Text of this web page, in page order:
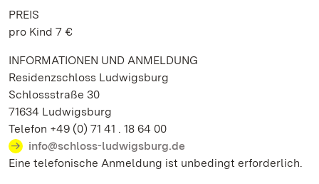
PREIS
pro Kind 7 €
INFORMATIONEN UND ANMELDUNG
Residenzschloss Ludwigsburg
Schlossstraße 30
71634 Ludwigsburg
Telefon +49 (0) 71 41 . 18 64 00
info@schloss-ludwigsburg.de
Eine telefonische Anmeldung ist unbedingt erforderlich.